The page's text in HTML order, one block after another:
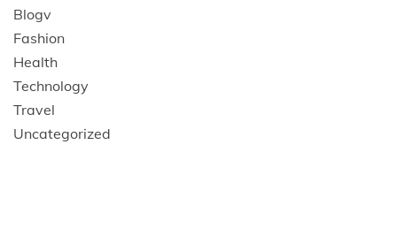
Blogv
Fashion
Health
Technology
Travel
Uncategorized